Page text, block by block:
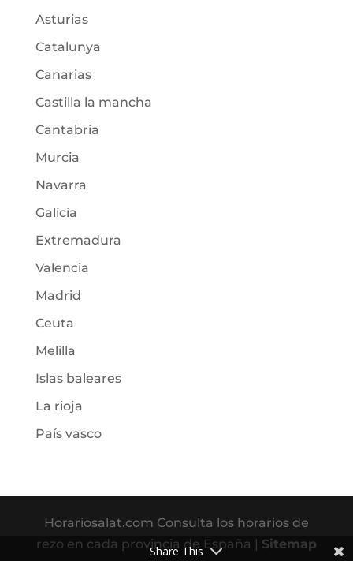
Asturias
Catalunya
Canarias
Castilla la mancha
Cantabria
Murcia
Navarra
Galicia
Extremadura
Valencia
Madrid
Ceuta
Melilla
Islas baleares
La rioja
País vasco
Horariosalat.com Consulta los horarios de
rezo en cada provincia de España | Sitemap
Share This